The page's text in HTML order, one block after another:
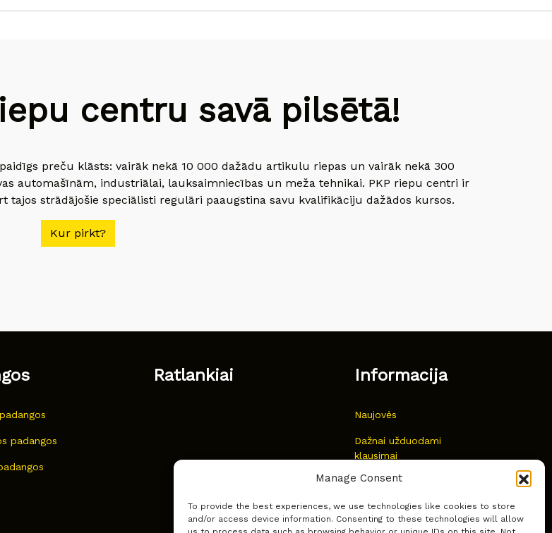
Manage Consent
To provide the best experiences, we use technologies like cookies to store
and/or access device information. Consenting to these technologies will allow
centru savā pilsētā!
preču klāsts: vairāk nekā 10 000 dažādu artikulu riepas un vairāk nekā 300
automašīnām, industriālai, lauksaimniecības un meža tehnikai. PKP riepu centri ir
strādājošie speciālisti regulāri paaugstina savu kvalifikāciju dažādos kursos.
Kur pirkt?
padangos
Ratlankiai Informacija
Naujovės
Dažnai užduodami
klausimai
Kur nusipirkti?
Privatumas